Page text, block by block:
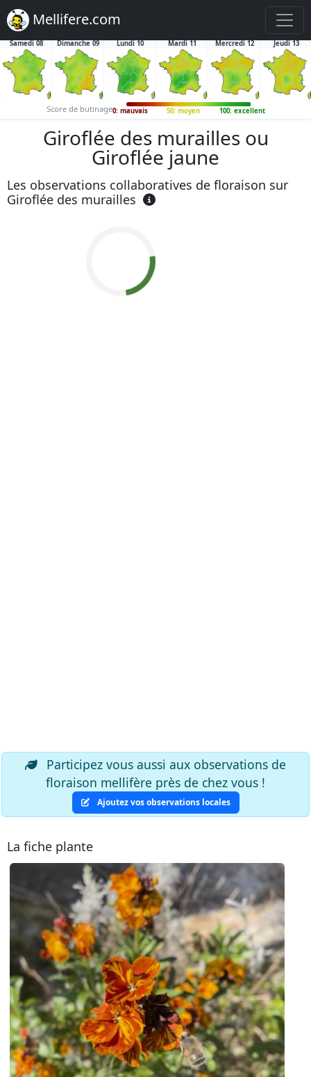
Mellifere.com
Samedi 08 Dimanche 09 Lundi 10 Mardi 11 Mercredi 12 Jeudi 13
Score de butinage0: mauvais 50: moyen 100: excellent
Giroflée des murailles ou
Giroflée jaune
Les observations collaboratives de floraison sur
Giroflée des murailles
Participez vous aussi aux observations de
floraison mellifère près de chez vous !
Ajoutez vos observations locales
La fiche plante